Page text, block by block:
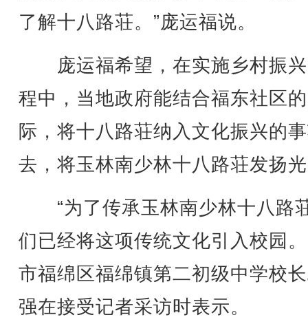
了解十八路荘。”庞运福说。
庞运福希望，在实施乡村振
程中，当地政府能结合福东社区
际，将十八路荘纳入文化振兴的
去，将玉林南少林十八路荘发扬
“为了传承玉林南少林十八路
们已经将这项传统文化引入校园
市福绵区福绵镇第二初级中学校
强在接受记者采访时表示。